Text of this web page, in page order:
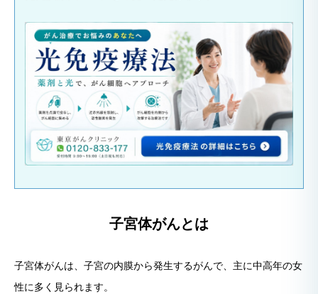
子宮体がんとは
子宮体がんは、子宮の内膜から発生するがんで、主に中高年の女
性に多く見られます。